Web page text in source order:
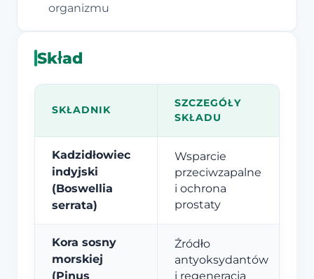
organizmu
Skład
SKŁADNIK
SZCZEGÓŁY
SKŁADU
Kadzidłowiec
indyjski
(Boswellia
serrata)
Wsparcie
przeciwzapalne
i ochrona
prostaty
Kora sosny
morskiej
(Pinus
Źródło
antyoksydantów
i regeneracja